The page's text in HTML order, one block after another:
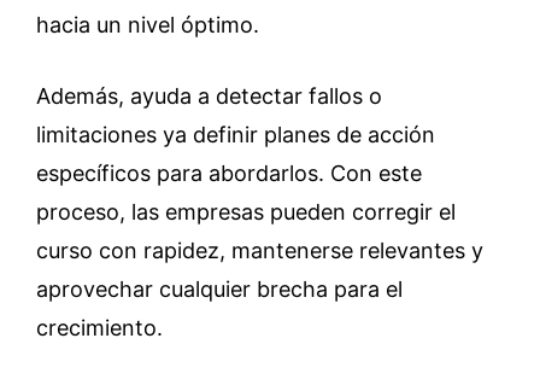
hacia un nivel óptimo.
Además, ayuda a detectar fallos o
limitaciones ya definir planes de acción
específicos para abordarlos. Con este
proceso, las empresas pueden corregir el
curso con rapidez, mantenerse relevantes y
aprovechar cualquier brecha para el
crecimiento.